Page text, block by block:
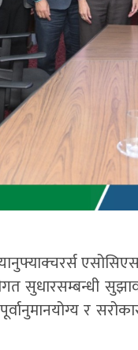
सुधारसम्बन्धी
र